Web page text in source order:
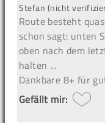
Stefan (nicht
Route besteht
schon sagt: unten
oben nach dem
halten ...
Dankbare 8+ für
Gefällt mir: